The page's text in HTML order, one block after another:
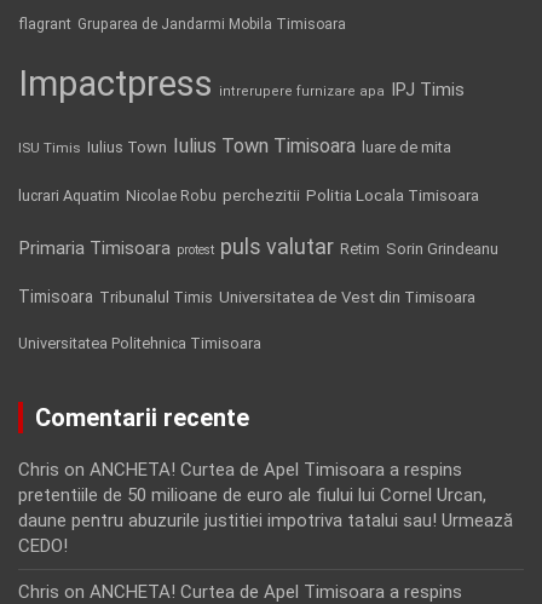
flagrant Gruparea de Jandarmi Mobila Timisoara
Impactpress intrerupere furnizare apa IPJ Timis
ISU Timis Iulius Town Iulius Town Timisoara luare de mita
lucrari Aquatim Nicolae Robu perchezitii Politia Locala Timisoara
Primaria Timisoara protest puls valutar Retim Sorin Grindeanu
Timisoara Tribunalul Timis Universitatea de Vest din Timisoara
Universitatea Politehnica Timisoara
Comentarii recente
Chris on ANCHETA! Curtea de Apel Timisoara a respins
pretentiile de 50 milioane de euro ale fiului lui Cornel Urcan,
daune pentru abuzurile justitiei impotriva tatalui sau! Urmează
CEDO!
Chris on ANCHETA! Curtea de Apel Timisoara a respins